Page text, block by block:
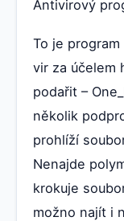
Antivirový
To je
vir za účelem
podařit –
několik
prohlíží
Nenajde
krokuje
možno najít i